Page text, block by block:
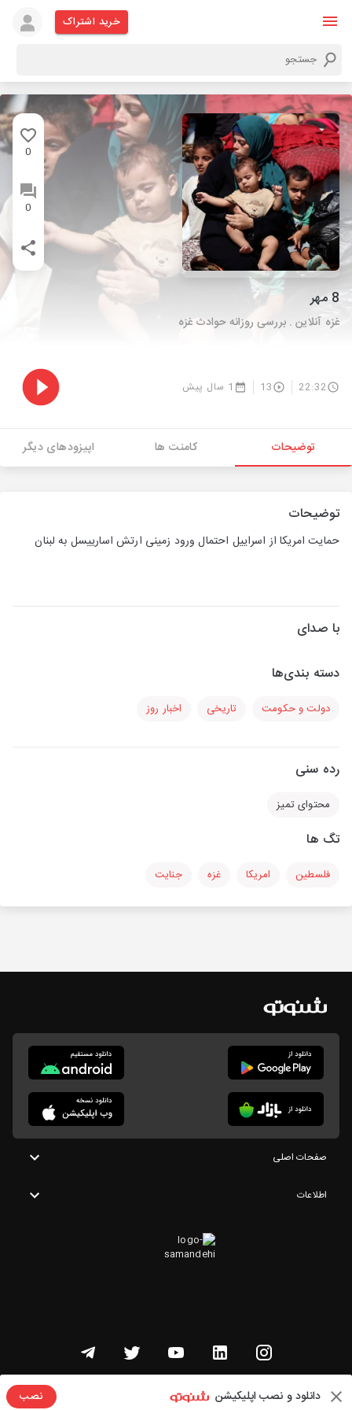
خرید اشتراک
0
0
8 مهر
غزه آنلاین . بررسی روزانه حوادث غزه
22:32
13 1 سال پیش
توضیحات کامنت ها اپیزودهای دیگر
توضیحات
حمایت امریکا از اسراییل احتمال ورود زمینی ارتش اسارییسل به لبنان
با صدای
دسته بندی‌ها
دولت و حکومت تاریخی اخبار روز
رده سنی
محتوای تمیز
تگ ها
فلسطین امریکا غزه جنایت
دانلود و نصب اپلیکیشن نصب
صفحات اصلی
اطلاعات
تمامی حقوق این وبسایت متعلق به شنوتو است